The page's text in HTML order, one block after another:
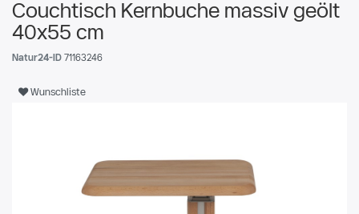
Couchtisch Kernbuche massiv geölt
40x55 cm
Natur24-ID 71163246
Wunschliste